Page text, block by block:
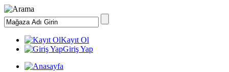
Kayıt Ol
Giriş Yap